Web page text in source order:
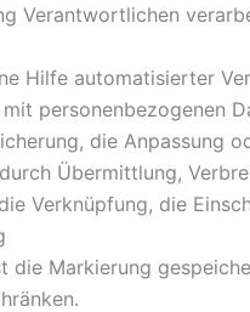
Verantwortlichen
Hilfe automatisierter
personenbezogenen
die Anpassung
Übermittlung,
Verknüpfung, die
die Markierung